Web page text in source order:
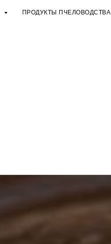
ПРОДУКТЫ ПЧЕЛОВОДСТВА